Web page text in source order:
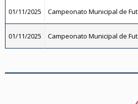
01/11/2025 Campeonato Municipal de
01/11/2025 Campeonato Municipal de